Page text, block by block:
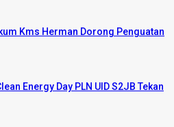
Kms Herman Dorong Penguatan
Energy Day PLN UID S2JB Tekan